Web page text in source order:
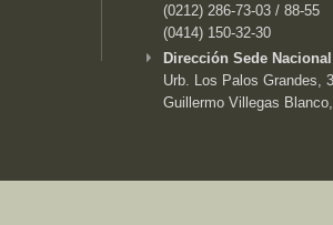
(0212) 286-73-03 / 88-55
(0414) 150-32-30
Dirección Sede
Urb. Los Palos Grandes,
Guillermo Villegas